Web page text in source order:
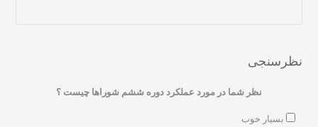
نظرسنجی
نظر شما در مورد عملکرد دوره ششم شوراها چیست ؟
بسیار خوب